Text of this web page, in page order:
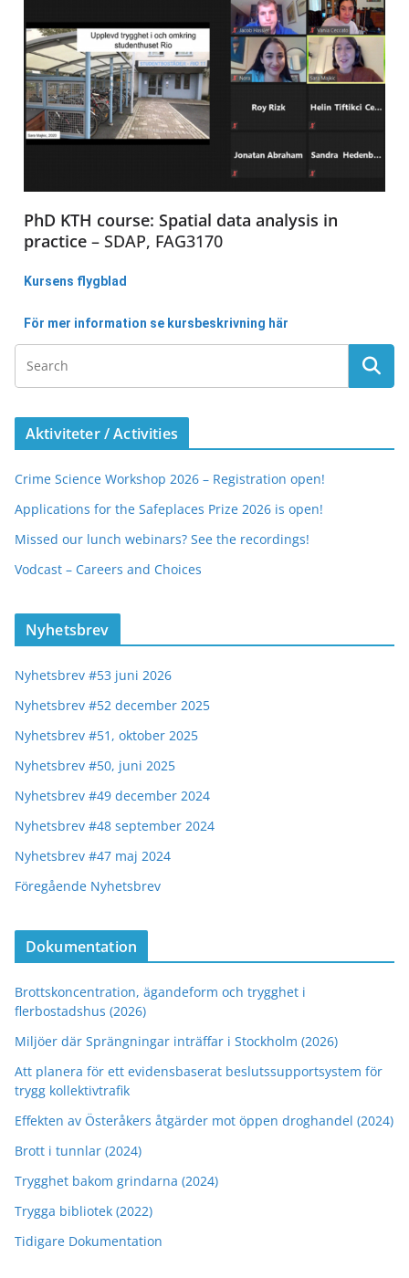
PhD KTH course: Spatial data analysis in
practice – SDAP, FAG3170
Kursens flygblad
För mer information se kursbeskrivning här
Aktiviteter / Activities
Crime Science Workshop 2026 – Registration open!
Applications for the Safeplaces Prize 2026 is open!
Missed our lunch webinars? See the recordings!
Vodcast – Careers and Choices
Nyhetsbrev
Nyhetsbrev #53 juni 2026
Nyhetsbrev #52 december 2025
Nyhetsbrev #51, oktober 2025
Nyhetsbrev #50, juni 2025
Nyhetsbrev #49 december 2024
Nyhetsbrev #48 september 2024
Nyhetsbrev #47 maj 2024
Föregående Nyhetsbrev
Dokumentation
Brottskoncentration, ägandeform och trygghet i
flerbostadshus (2026)
Miljöer där Sprängningar inträffar i Stockholm (2026)
Att planera för ett evidensbaserat beslutssupportsystem för
trygg kollektivtrafik
Effekten av Österåkers åtgärder mot öppen droghandel (2024)
Brott i tunnlar (2024)
Trygghet bakom grindarna (2024)
Trygga bibliotek (2022)
Tidigare Dokumentation